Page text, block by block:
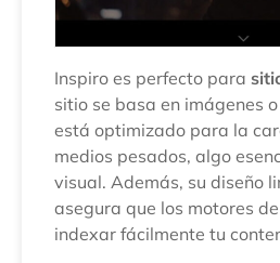
Inspiro es perfecto para
sitio se basa en imágenes
está optimizado para la
medios pesados, algo
visual. Además, su diseño
asegura que los motores
indexar fácilmente tu